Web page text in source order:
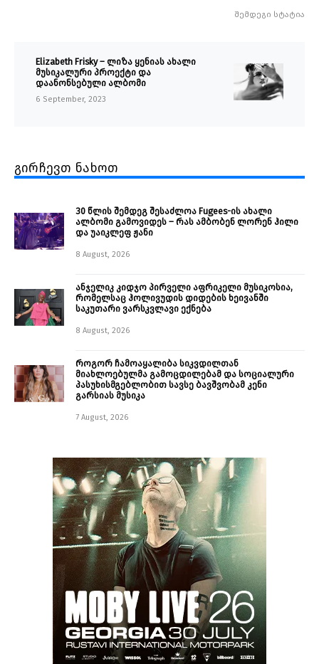
შემდეგი სტატია
Elizabeth Frisky – ლიზა ყენიას ახალი
მუსიკალური პროექტი და
დაანონსებული ალბომი
6 September, 2023
გირჩევთ ნახოთ
30 წლის შემდეგ შესაძლოა Fugees-ის ახალი
ალბომი გამოვიდეს – რას ამბობენ ლორენ ჰილი
და უაიკლეფ ჟანი
8 August, 2026
ანჯელიკ კიდჯო პირველი აფრიკელი მუსიკოსია,
რომელსაც ჰოლივუდის დიდების ხეივანში
საკუთარი ვარსკვლავი ექნება
8 August, 2026
როგორ ჩამოაყალიბა სიკვდილთან
მიახლოებულმა გამოცდილებამ და სოციალური
პასუხისმგებლობით სავსე ბავშვობამ კენი
გარსიას მუსიკა
7 August, 2026